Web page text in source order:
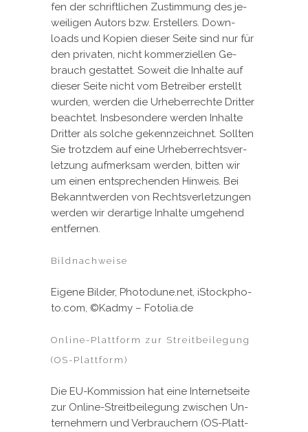
fen der schrift­li­chen Zu­stim­mung des je­
wei­li­gen Au­tors bzw. Er­stel­lers. Down­
loads und Ko­pi­en die­ser Sei­te sind nur für
den pri­va­ten, nicht kom­mer­zi­el­len Ge­
brauch ge­stat­tet. So­weit die In­hal­te auf
die­ser Sei­te nicht vom Be­trei­ber er­stellt
wur­den, wer­den die Ur­he­ber­rech­te Drit­ter
be­ach­tet. Ins­be­son­de­re wer­den In­hal­te
Drit­ter als sol­che ge­kenn­zeich­net. Soll­ten
Sie trotz­dem auf ei­ne Ur­he­ber­rechts­ver­
let­zung auf­merk­sam wer­den, bit­ten wir
um ei­nen ent­spre­chen­den Hin­weis. Bei
Be­kannt­wer­den von Rechts­ver­let­zun­gen
wer­den wir der­ar­ti­ge In­hal­te um­ge­hend
ent­fer­nen.
Bildnachweise
Ei­ge­ne Bil­der, Pho­tod­u­ne.net, iStock­pho­
to.com, ©Kad­my – Fo­to­lia.de
Online-Plattform zur Streitbeilegung
(OS-Plattform)
Die EU-Kom­mis­si­on hat ei­ne In­ter­net­sei­te
zur On­line-Streit­bei­le­gung zwi­schen Un­
ter­neh­mern und Ver­brau­chern (OS-Platt­